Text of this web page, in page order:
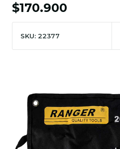
$170.900
SKU: 22377